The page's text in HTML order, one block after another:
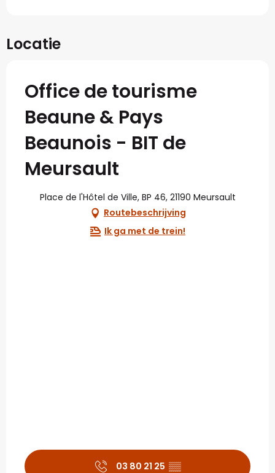
Locatie
Office de tourisme
Beaune & Pays
Beaunois - BIT de
Meursault
Place de l'Hôtel de Ville, BP 46, 21190 Meursault
Routebeschrijving
Ik ga met de trein!
03 80 21 25 ▒▒